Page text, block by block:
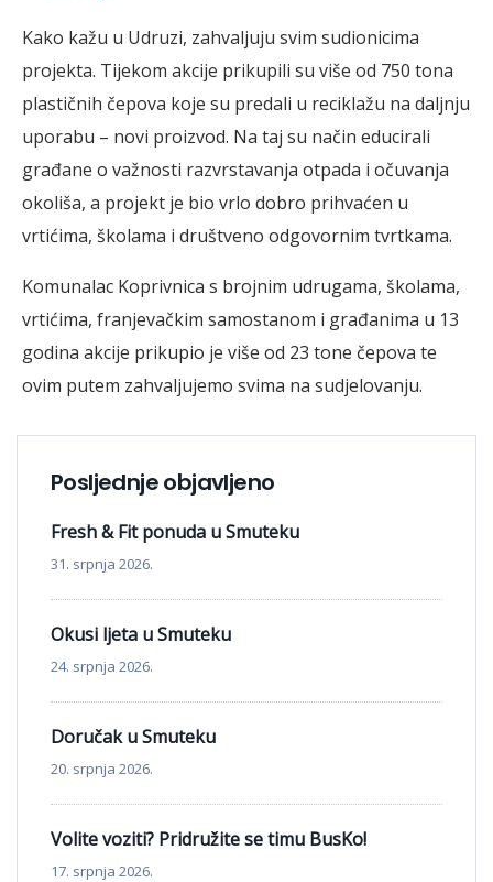
Kako kažu u Udruzi, zahvaljuju svim sudionicima
projekta. Tijekom akcije prikupili su više od 750 tona
plastičnih čepova koje su predali u reciklažu na daljnju
uporabu – novi proizvod. Na taj su način educirali
građane o važnosti razvrstavanja otpada i očuvanja
okoliša, a projekt je bio vrlo dobro prihvaćen u
vrtićima, školama i društveno odgovornim tvrtkama.
Komunalac Koprivnica s brojnim udrugama, školama,
vrtićima, franjevačkim samostanom i građanima u 13
godina akcije prikupio je više od 23 tone čepova te
ovim putem zahvaljujemo svima na sudjelovanju.
Posljednje objavljeno
Fresh & Fit ponuda u Smuteku
31. srpnja 2026.
Okusi ljeta u Smuteku
24. srpnja 2026.
Doručak u Smuteku
20. srpnja 2026.
Volite voziti? Pridružite se timu BusKo!
17. srpnja 2026.